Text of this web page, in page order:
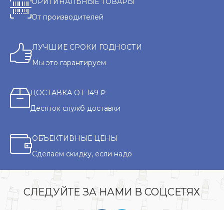
От производителей
ЛУЧШИЕ СРОКИ ГОДНОСТИ
Мы это гарантируем
ДОСТАВКА ОТ 149 ₽
Десяток служб доставки
ОБЪЕКТИВНЫЕ ЦЕНЫ
Сделаем скидку, если надо
СЛЕДУЙТЕ ЗА НАМИ В СОЦСЕТЯХ